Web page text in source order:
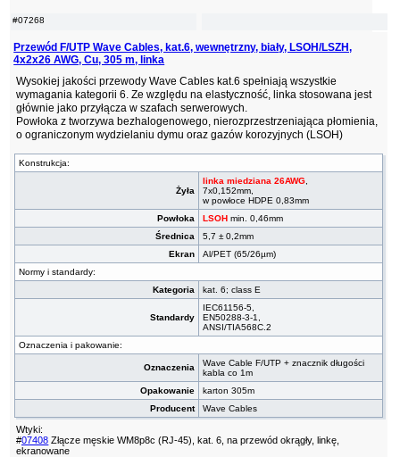
#07268
Przewód F/UTP Wave Cables, kat.6, wewnętrzny, biały, LSOH/LSZH,
4x2x26 AWG, Cu, 305 m, linka
Wysokiej jakości przewody Wave Cables kat.6 spełniają wszystkie
wymagania kategorii 6. Ze względu na elastyczność, linka stosowana jest
głównie jako przyłącza w szafach serwerowych.
Powłoka z tworzywa bezhalogenowego, nierozprzestrzeniająca płomienia,
o ograniczonym wydzielaniu dymu oraz gazów korozyjnych (LSOH)
Konstrukcja:
Żyła
linka miedziana 26AWG
7x0,152mm,
w powłoce HDPE 0,83mm
Powłoka
LSOH min. 0,46mm
Średnica
5,7 ± 0,2mm
Ekran
Al/PET (65/26µm)
Normy i standardy:
Kategoria
kat. 6; class E
Standardy
IEC61156-5,
EN50288-3-1,
ANSI/TIA568C.2
Oznaczenia i pakowanie:
Oznaczenia
Wave Cable F/UTP + znacznik długości
kabla co 1m
Opakowanie
karton 305m
Producent
Wave Cables
Wtyki:
#07408 Złącze męskie WM8p8c (RJ-45), kat. 6, na przewód okrągły, linkę,
ekranowane